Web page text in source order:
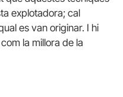
explotadora; cal
es van originar. I hi
la millora de la